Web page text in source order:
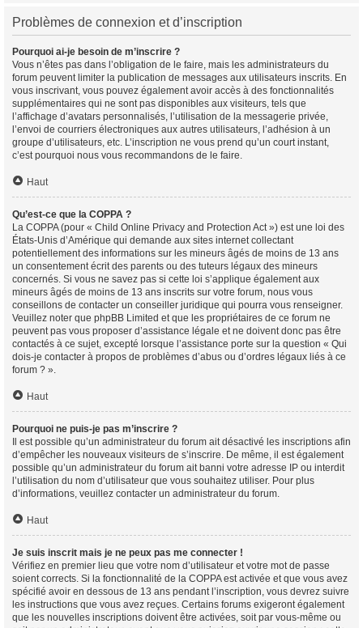
Problèmes de connexion et d’inscription
Pourquoi ai-je besoin de m’inscrire ?
Vous n’êtes pas dans l’obligation de le faire, mais les administrateurs du
forum peuvent limiter la publication de messages aux utilisateurs inscrits. En
vous inscrivant, vous pouvez également avoir accès à des fonctionnalités
supplémentaires qui ne sont pas disponibles aux visiteurs, tels que
l’affichage d’avatars personnalisés, l’utilisation de la messagerie privée,
l’envoi de courriers électroniques aux autres utilisateurs, l’adhésion à un
groupe d’utilisateurs, etc. L’inscription ne vous prend qu’un court instant,
c’est pourquoi nous vous recommandons de le faire.
Haut
Qu’est-ce que la COPPA ?
La COPPA (pour « Child Online Privacy and Protection Act ») est une loi des
États-Unis d’Amérique qui demande aux sites internet collectant
potentiellement des informations sur les mineurs âgés de moins de 13 ans
un consentement écrit des parents ou des tuteurs légaux des mineurs
concernés. Si vous ne savez pas si cette loi s’applique également aux
mineurs âgés de moins de 13 ans inscrits sur votre forum, nous vous
conseillons de contacter un conseiller juridique qui pourra vous renseigner.
Veuillez noter que phpBB Limited et que les propriétaires de ce forum ne
peuvent pas vous proposer d’assistance légale et ne doivent donc pas être
contactés à ce sujet, excepté lorsque l’assistance porte sur la question « Qui
dois-je contacter à propos de problèmes d’abus ou d’ordres légaux liés à ce
forum ? ».
Haut
Pourquoi ne puis-je pas m’inscrire ?
Il est possible qu’un administrateur du forum ait désactivé les inscriptions afin
d’empêcher les nouveaux visiteurs de s’inscrire. De même, il est également
possible qu’un administrateur du forum ait banni votre adresse IP ou interdit
l’utilisation du nom d’utilisateur que vous souhaitez utiliser. Pour plus
d’informations, veuillez contacter un administrateur du forum.
Haut
Je suis inscrit mais je ne peux pas me connecter !
Vérifiez en premier lieu que votre nom d’utilisateur et votre mot de passe
soient corrects. Si la fonctionnalité de la COPPA est activée et que vous avez
spécifié avoir en dessous de 13 ans pendant l’inscription, vous devrez suivre
les instructions que vous avez reçues. Certains forums exigeront également
que les nouvelles inscriptions doivent être activées, soit par vous-même ou